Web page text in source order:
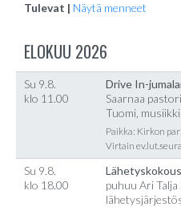
Tulevat | Näytä menneet
ELOKUU 2026
Su 9.8.
klo 11.00
Drive In-
Saarnaa
Tuomi,
Paikka: Kirkon
Virtain
Su 9.8.
klo 18.00
Lähetyskokous
puhuu Ari